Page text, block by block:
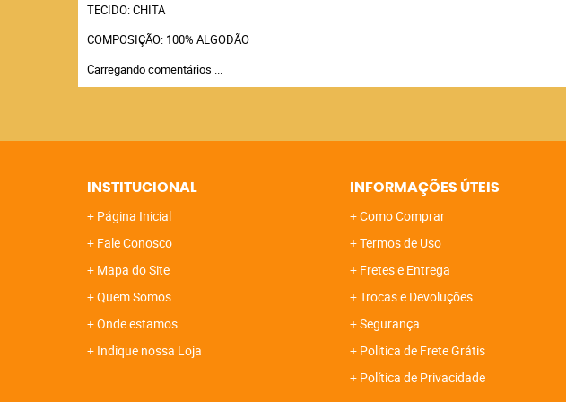
TECIDO: CHITA
COMPOSIÇÃO: 100% ALGODÃO
Carregando comentários ...
INSTITUCIONAL
Página Inicial
Fale Conosco
Mapa do Site
Quem Somos
Onde estamos
Indique nossa Loja
INFORMAÇÕES ÚTEIS
Como Comprar
Termos de Uso
Fretes e Entrega
Trocas e Devoluções
Segurança
Politica de Frete Grátis
Política de Privacidade